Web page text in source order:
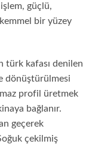
güçlü,
bir yüzey
türk kafası denilen
dönüştürülmesi
profil üretmek
bağlanır.
geçerek
çekilmiş